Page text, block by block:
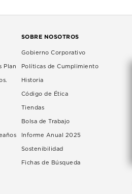
Plan
SOBRE NOSOTROS
Gobierno Corporativo
Políticas de Cumplimiento
Historia
Código de Ética
Tiendas
Bolsa de Trabajo
Informe Anual 2025
Sostenibilidad
Fichas de Búsqueda